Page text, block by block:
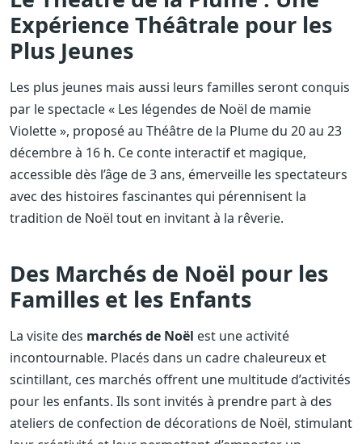
Expérience Théâtrale pour les
Plus Jeunes
Les plus jeunes mais aussi leurs familles seront conquis
par le spectacle « Les légendes de Noël de mamie
Violette », proposé au Théâtre de la Plume du 20 au 23
décembre à 16 h. Ce conte interactif et magique,
accessible dès l’âge de 3 ans, émerveille les spectateurs
avec des histoires fascinantes qui pérennisent la
tradition de Noël tout en invitant à la rêverie.
Des Marchés de Noël pour les
Familles et les Enfants
La visite des marchés de Noël est une activité
incontournable. Placés dans un cadre chaleureux et
scintillant, ces marchés offrent une multitude d’activités
pour les enfants. Ils sont invités à prendre part à des
ateliers de confection de décorations de Noël, stimulant